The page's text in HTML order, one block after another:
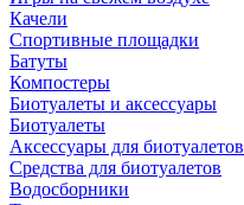
Качели
Спортивные площадки
Батуты
Компостеры
Биотуалеты и аксессуары
Биотуалеты
Аксессуары для биотуалетов
Средства для биотуалетов
Водосборники